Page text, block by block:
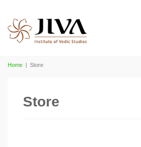
Home | Store
Store